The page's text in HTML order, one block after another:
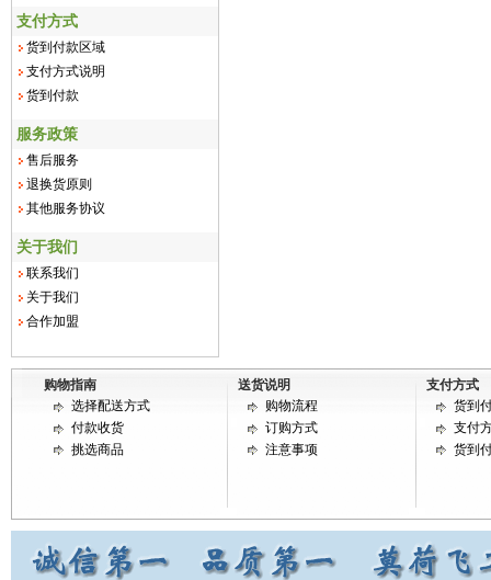
支付方式
货到付款区域
支付方式说明
货到付款
服务政策
售后服务
退换货原则
其他服务协议
关于我们
联系我们
关于我们
合作加盟
购物指南
选择配送方式
付款收货
挑选商品
送货说明
购物流程
订购方式
注意事项
支付方式
货到
支付
货到